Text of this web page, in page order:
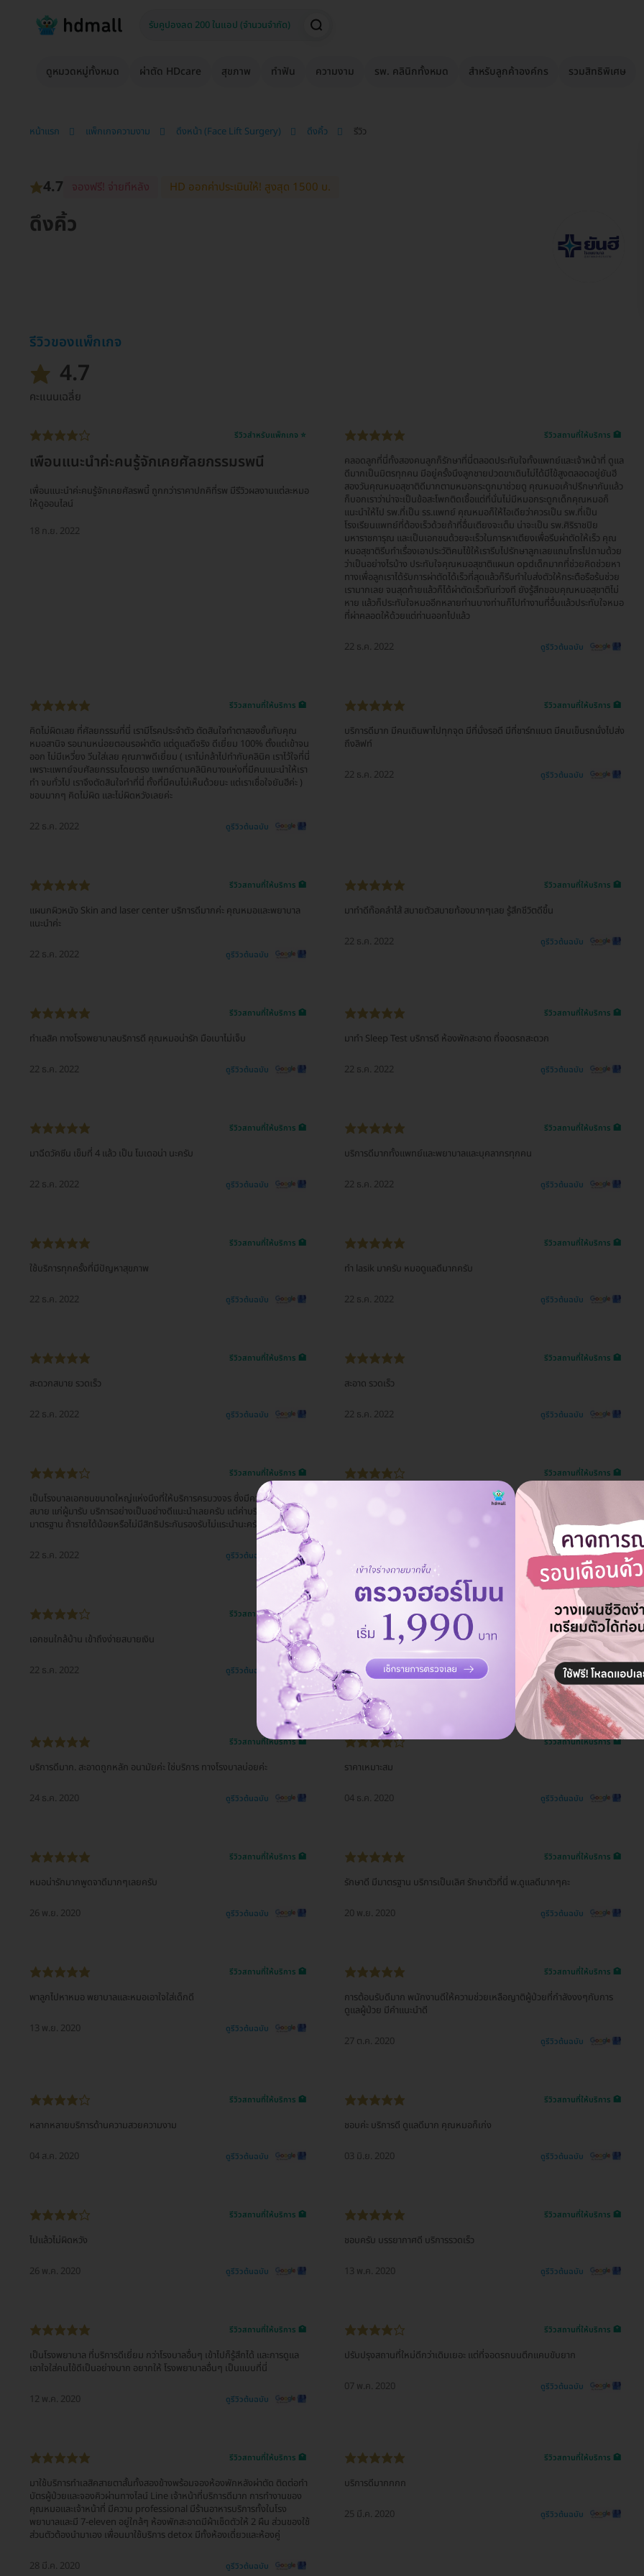
ดูหมวดหมู่ทั้งหมด ผ่าตัด HDcare สุขภาพ ทำฟัน ความงาม รพ. คลินิกทั้งหมด สำหรับลูกค้าองค์กร รวมสิทธิพิเศษ
หน้าแรก แพ็กเกจความงาม ดึงหน้า (Face Lift Surgery) ดึงคิ้ว รีวิว
4.7 จองฟรี! จ่ายทีหลัง HD ออกค่าประเมินให้! สูงสุด 1500 บ.
ดึงคิ้ว
รีวิวของแพ็กเกจ
4.7
คะแนนเฉลี่ย
รีวิวสำหรับแพ็กเกจ ⭐
เพื่อนแนะนำค่ะคนรู้จักเคยศัลยกรรมรพนี้
เพื่อนแนะนำค่ะคนรู้จักเคยศัลรพนี้ ถูกกว่าราคาปกคิที่รพ มีรีวิวผลงานแต่ละหมอ
ให้ดูออนไลน์
18 ก.ย. 2022
รีวิวสถานที่ให้บริการ 🏥
คลอดลูกที่นี่ทั้งสองคนลูกก็รักษาที่นี่ตลอดประทับใจทั้งแพทย์และเจ้าหน้าที่ ดูแล
ดีมากเป็นมิตรทุกคน มีอยู่ครั้งนึงลูกชายปวดขาเดินไม่ได้มีไข้สูงตลอดอยู่ยันฮี
สองวันคุณหมอสุชาติดีมากตามหมอกระดูกมาช่วยดู คุณหมอเค้าปรึกษากันแล้ว
ก็บอกเราว่าน่าจะเป็นข้อสะโพกติดเชื้อแต่ที่นั่นไม่มีหมอกระดูกเด็กคุณหมอก็
แนะนำให้ไป รพ.ที่เป็น รร.แพทย์ คุณหมอก็ให้ไอเดียว่าควรเป็น รพ.ที่เป็น
โรงเรียนแพทย์ที่ต้องเร็วด้วยถ้าที่อื่นเตียงจะเต็ม น่าจะเป็น รพ.ศิริราชปิย
มหาราชการุณ และเป็นเอกชนด้วยจะเร็วในการหาเตียงเพื่อรีบผ่าตัดให้เร็ว คุณ
หมอสุชาติรีบทำเรื่องเอาประวัติคนไข้ให้เรารีบไปรักษาลูกเลยแถมโทรไปถามด้วย
ว่าเป็นอย่างไรบ้าง ประทับใจคุณหมอสุชาติแผนก opdเด็กมากที่ช่วยคิดช่วยหา
ทางเพื่อลูกเราได้รับการผ่าตัดได้เร็วที่สุดแล้วก็รีบทำใบส่งตัวให้กระตือรือร้นช่วย
เรามากเลย จนสุดท้ายแล้วก็ได้ผ่าตัดเร็วทันท่วงที ยังรู้สึกขอบคุณหมอสุชาติไม่
หาย แล้วก็ประทับใจหมออีกหลายท่านบางท่านก็ไปทำงานที่อื่นแล้วประทับใจหมอ
ที่ผ่าคลอดให้ด้วยแต่ท่านออกไปแล้ว
22 ธ.ค. 2022 ดูรีวิวต้นฉบับ
รีวิวสถานที่ให้บริการ 🏥
คิดไม่ผิดเลย ที่ศัลยกรรมที่นี่ เรามีโรคประจำตัว ตัดสินใจทำตาสองชั้นกับคุณ
หมอสานิจ รอนานหน่อยตอนรอผ่าตัด แต่ดูแลดีจริง ดีเยี่ยม 100% ตั้งแต่เข้าจน
ออก ไม่มีเหวี่ยง วีนใส่เลย คุณภาพดีเยี่ยม ( เราไม่กล้าไปทำกับคลินิค เราไว้ใจที่นี่
เพราะแพทย์จบศัลยกรรมโดยตรง แพทย์ตามคลินิคบางแห่งที่มีคนแนะนำให้เรา
ทำ จบทั่วไป เราจึงตัดสินใจทำที่นี่ ทั้งที่มีคนไม่เห็นด้วยนะ แต่เราเชื่อใจยันฮีค่ะ )
ชอบมากๆ คิดไม่ผิด และไม่ผิดหวังเลยค่ะ
22 ธ.ค. 2022 ดูรีวิวต้นฉบับ
รีวิวสถานที่ให้บริการ 🏥
บริการดีมาก มีคนเดินพาไปทุกจุด มีที่นั่งรอดี มีที่ชาร์ทแบต มีคนเข็นรถนั่งไปส่ง
ถึงลิฟท์
22 ธ.ค. 2022 ดูรีวิวต้นฉบับ
รีวิวสถานที่ให้บริการ 🏥
แผนกผิวหนัง Skin and laser center บริการดีมากค่ะ คุณหมอและพยาบาล
แนะนำค่ะ
22 ธ.ค. 2022 ดูรีวิวต้นฉบับ
รีวิวสถานที่ให้บริการ 🏥
มาทำดีท๊อคลำไส้ สบายตัวสบายท้องมากๆเลย รู้สึกชีวิตดีขึ้น
22 ธ.ค. 2022 ดูรีวิวต้นฉบับ
รีวิวสถานที่ให้บริการ 🏥
ทำเลสิค ทางโรงพยาบาลบริการดี คุณหมอน่ารัก มือเบาไม่เจ็บ
22 ธ.ค. 2022 ดูรีวิวต้นฉบับ
รีวิวสถานที่ให้บริการ 🏥
มาทำ Sleep Test บริการดี ห้องพักสะอาด ที่จอดรถสะดวก
22 ธ.ค. 2022 ดูรีวิวต้นฉบับ
รีวิวสถานที่ให้บริการ 🏥
มาฉีดวัคซีน เข็มที่ 4 แล้ว เป็น โมเดอน่า นะครับ
22 ธ.ค. 2022 ดูรีวิวต้นฉบับ
รีวิวสถานที่ให้บริการ 🏥
บริการดีมากทั้งแพทย์และพยาบาลและบุคลากรทุกคน
22 ธ.ค. 2022 ดูรีวิวต้นฉบับ
รีวิวสถานที่ให้บริการ 🏥
ใช้บริการทุกครั้งที่มีปัญหาสุขภาพ
22 ธ.ค. 2022 ดูรีวิวต้นฉบับ
รีวิวสถานที่ให้บริการ 🏥
ทำ lasik มาครับ หมอดูแลดีมากครับ
22 ธ.ค. 2022 ดูรีวิวต้นฉบับ
รีวิวสถานที่ให้บริการ 🏥
สะดวกสบาย รวดเร็ว
22 ธ.ค. 2022 ดูรีวิวต้นฉบับ
รีวิวสถานที่ให้บริการ 🏥
สะอาด รวดเร็ว
22 ธ.ค. 2022 ดูรีวิวต้นฉบับ
รีวิวสถานที่ให้บริการ 🏥
เป็นโรงบาลเอกชนขนาดใหญ่แห่งนึงที่ให้บริการครบวงจร ซึ่งมีความสะดวก
สบาย แก่ผู้มารับ บริการอย่างเป็นอย่างดีแนะนำเลยครับ แต่ค่าบริการก็จะสูงตาม
มาตรฐาน ถ้ารายได้น้อยหรือไม่มีสิทธิประกันรองรับไม่แระนำนะครับ
22 ธ.ค. 2022 ดูรีวิวต้นฉบับ
รีวิวสถานที่ให้บริการ 🏥
คนไม่พลุกพล่าน แต่รอหมอใช้เวลาพอสมควร สถานที่สวยงามสะดวกสบาย
ดูรีวิวต้นฉบับ
รีวิวสถานที่ให้บริการ 🏥
เอกชนใกล้บ้าน เข้าถึงง่ายสบายเงิน
22 ธ.ค. 2022 ดูรีวิวต้นฉบับ
รีวิวสถานที่ให้บริการ 🏥
โรงพยาบาลทันสมัยอีกแห่ง มีหมอดูแลดี เครื่องทันสมัย ติดริมถนนใหญ่ สะดวก
พนักงานสนใจงานดี นับว่าเป็น รพ ดีอีกแห่งครับ
26 ม.ค. 2021 ดูรีวิวต้นฉบับ
รีวิวสถานที่ให้บริการ 🏥
บริการดีมาก. สะอาดถูกหลัก อนามัยค่ะ ใช่บริการ ทางโรงบาลบ่อยค่ะ
24 ธ.ค. 2020 ดูรีวิวต้นฉบับ
รีวิวสถานที่ให้บริการ 🏥
ราคาเหมาะสม
04 ธ.ค. 2020 ดูรีวิวต้นฉบับ
รีวิวสถานที่ให้บริการ 🏥
หมอน่ารักมากพูดจาดีมากๆเลยครับ
26 พ.ย. 2020 ดูรีวิวต้นฉบับ
รีวิวสถานที่ให้บริการ 🏥
รักษาดี มีมาตรฐาน บริการเป็นเลิศ รักษาตัวที่นี่ พ.ดูแลดีมากๆคะ
20 พ.ย. 2020 ดูรีวิวต้นฉบับ
รีวิวสถานที่ให้บริการ 🏥
พาลูกไปหาหมอ พยาบาลและหมอเอาใจใส่เด็กดี
13 พ.ย. 2020 ดูรีวิวต้นฉบับ
รีวิวสถานที่ให้บริการ 🏥
การต้อนรับดีมาก พนักงานดีให้ความช่วยเหลือญาติผู้ป่วยที่กำลังงงๆกับการ
ดูแลผู้ป่วย มีคำแนะนำดี
27 ต.ค. 2020 ดูรีวิวต้นฉบับ
รีวิวสถานที่ให้บริการ 🏥
หลากหลายบริการด้านความสวยความงาม
04 ส.ค. 2020 ดูรีวิวต้นฉบับ
รีวิวสถานที่ให้บริการ 🏥
ชอบค่ะ บริการดี ดูแลดีมาก คุณหมอก็เก่ง
03 มิ.ย. 2020 ดูรีวิวต้นฉบับ
รีวิวสถานที่ให้บริการ 🏥
ไปแล้วไม่ผิดหวัง
26 พ.ค. 2020 ดูรีวิวต้นฉบับ
รีวิวสถานที่ให้บริการ 🏥
ชอบครับ บรรยากาศดี บริการรวดเร็ว
13 พ.ค. 2020 ดูรีวิวต้นฉบับ
รีวิวสถานที่ให้บริการ 🏥
เป็นโรงพยาบาล ที่บริการดีเยี่ยม กว่าโรงบาลอื่นๆ เข้าไปก็รู้สึกได้ และการดูแล
เอาใจใส่คนไข้ดีเป็นอย่างมาก อยากให้ โรงพยาบาลอื่นๆ เป็นแบบที่นี่
12 พ.ค. 2020 ดูรีวิวต้นฉบับ
รีวิวสถานที่ให้บริการ 🏥
ปรับปรุงสถานที่ใหม่ดีกว่าเดิมเยอะ แต่ที่จอดรถบนตึกแคบขับยาก
07 พ.ค. 2020 ดูรีวิวต้นฉบับ
รีวิวสถานที่ให้บริการ 🏥
มาใช้บริการทำเลสิคสายตาสั้นทั้งสองข้างพร้อมจองห้องพักหลังผ่าตัด ติดต่อทํา
บัตรผู้ป่วยและจองคิวผ่านทางไลน์ Line เจ้าหน้าที่บริการดีมาก การทำงานของ
คุณหมอและเจ้าหน้าที่ มีความ professional มีร้านอาหารบริการทั้งในโรง
พยาบาลและมี 7-eleven อยู่ใกล้ๆ ห้องพักสะอาดมีผ้าเช็ดตัวให้ 2 ผืน ส่วนของใช้
ส่วนตัวต้องนำมาเอง เพื่อนมาใช้บริการ detox มีทั้งห้องเดี่ยวและห้องคู่
28 มี.ค. 2020 ดูรีวิวต้นฉบับ
รีวิวสถานที่ให้บริการ 🏥
บริการดีมากกกก
25 มี.ค. 2020 ดูรีวิวต้นฉบับ